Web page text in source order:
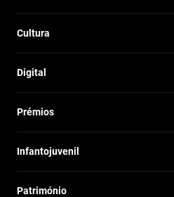
Cultura
Digital
Prémios
Infantojuvenil
Património